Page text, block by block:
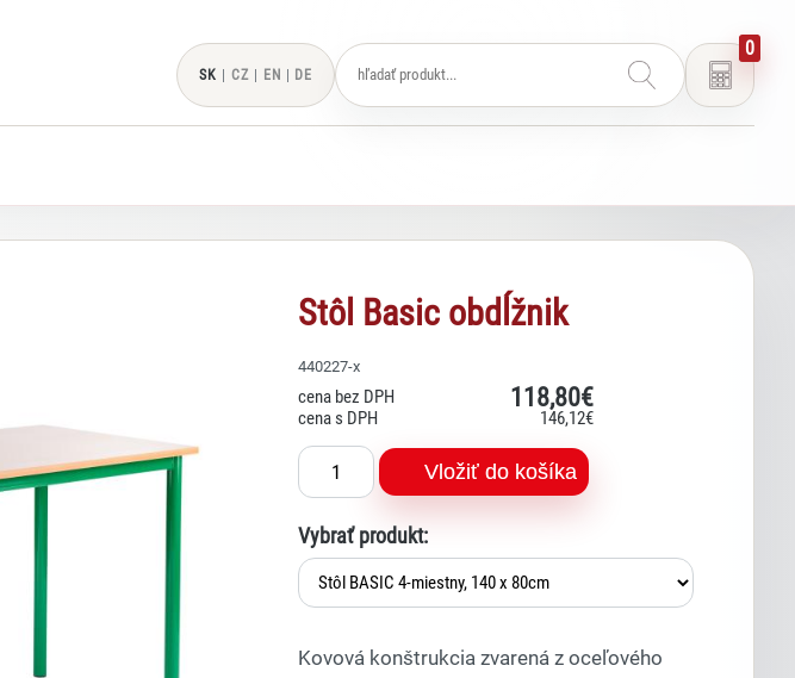
SK | CZ | EN | DE
0
Stôl Basic obdĺžnik
440227-x
cena bez DPH 118,80€
cena s DPH 146,12€
Vložiť do košíka
Vybrať produkt:
Kovová konštrukcia zvarená z oceľového